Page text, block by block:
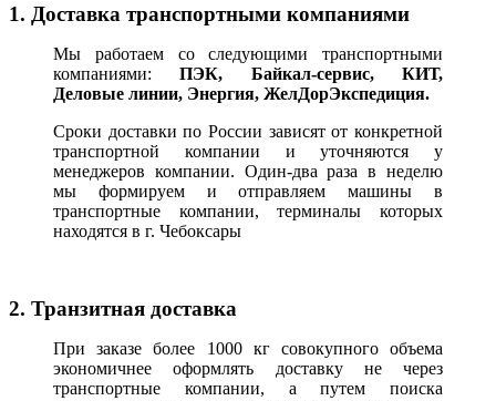
1. Доставка транспортными компаниями
Мы работаем со следующими транспортными
компаниями:ПЭК, Байкал-сервис, КИТ,
Деловые линии, Энергия, ЖелДорЭкспедиция.
Сроки доставки по России зависят от конкретной
транспортной компании и уточняются у
менеджеров компании. Один-два раза в неделю
мы формируем и отправляем машины в
транспортные компании, терминалы которых
находятся в г. Чебоксары
2. Транзитная доставка
При заказе более 1000 кг совокупного объема
экономичнее оформлять доставку не через
транспортные компании, а путем поиска